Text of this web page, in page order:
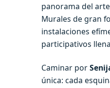
panorama del
Murales de gran
instalaciones
participativos
Caminar por
única: cada